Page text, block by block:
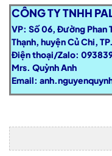
CÔNG TY TNHH
VP: Số 06, Đường Phan
Thạnh, huyện Củ Chi,
Điện thoại/Zalo:
Mrs. Quỳnh Anh
Email: